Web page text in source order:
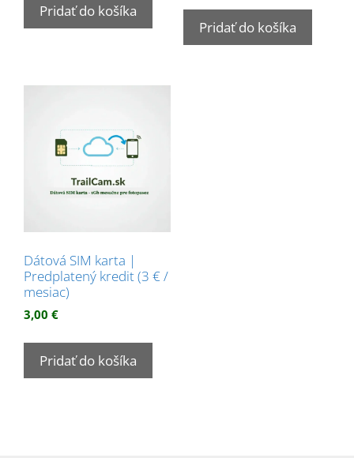
Pridať do košíka
Pridať do košíka
Dátová SIM karta |
Predplatený kredit (3 € /
mesiac)
3,00 €
Pridať do košíka